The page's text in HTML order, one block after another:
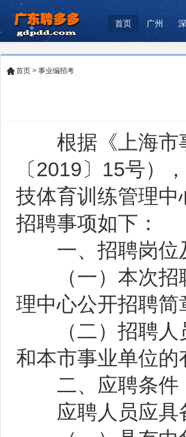
首页 广州
首页 > 事业编招考
根据《上海市
〔2019〕15号）
技体育训练管理
招聘事项如下：
一、招聘岗位
（一）本次招聘
理中心公开招聘简
（二）招聘人员
和本市事业单位
二、应聘条件
应聘人员应具